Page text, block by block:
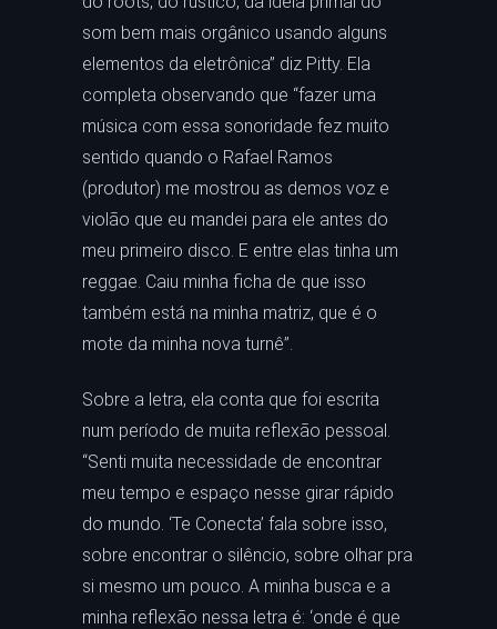
som bem mais orgânico usando alguns
elementos da eletrônica” diz Pitty. Ela
completa observando que “fazer uma
música com essa sonoridade fez muito
sentido quando o Rafael Ramos
(produtor) me mostrou as demos voz e
violão que eu mandei para ele antes do
meu primeiro disco. E entre elas tinha um
reggae. Caiu minha ficha de que isso
também está na minha matriz, que é o
mote da minha nova turnê”.
Sobre a letra, ela conta que foi escrita
num período de muita reflexão pessoal.
“Senti muita necessidade de encontrar
meu tempo e espaço nesse girar rápido
do mundo. ‘Te Conecta’ fala sobre isso,
sobre encontrar o silêncio, sobre olhar pra
si mesmo um pouco. A minha busca e a
minha reflexão nessa letra é: ‘onde é que